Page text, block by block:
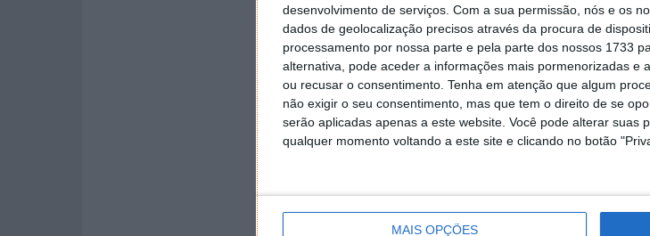
desenvolvimento de serviços. Com a sua permissão, nós e os
dados de geolocalização precisos através da procura de
processamento por nossa parte e pela parte dos nossos 1733
alternativa, pode aceder a informações mais pormenorizadas e
ou recusar o consentimento. Tenha em atenção que algum
não exigir o seu consentimento, mas que tem o direito de se
serão aplicadas apenas a este website. Você pode alterar suas
qualquer momento voltando a este site e clicando no botão
MAIS OPÇÕES